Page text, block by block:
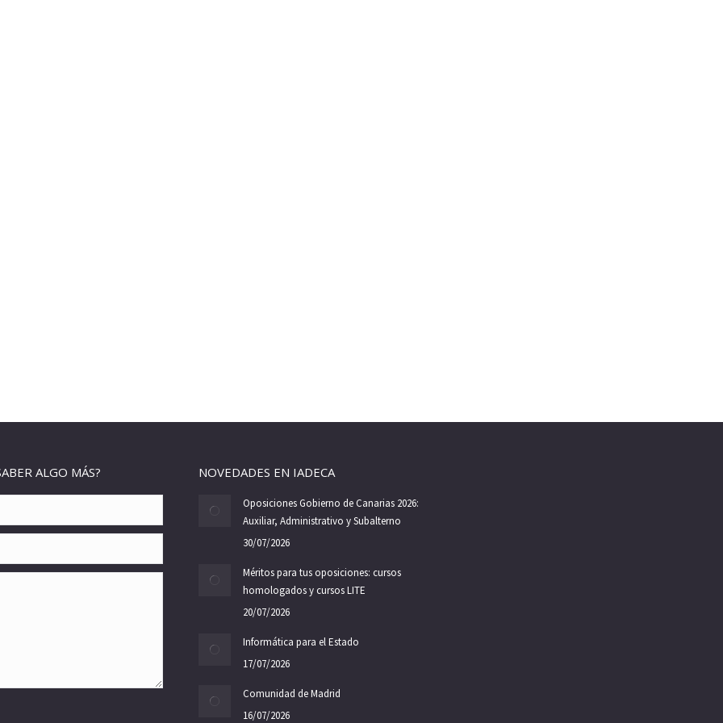
ALGO MÁS? NOVEDADES EN IADECA
Oposiciones Gobierno de Canarias 2026:
Auxiliar, Administrativo y Subalterno
30/07/2026
Méritos para tus oposiciones: cursos
homologados y cursos LITE
20/07/2026
Informática para el Estado
17/07/2026
Comunidad de Madrid
16/07/2026